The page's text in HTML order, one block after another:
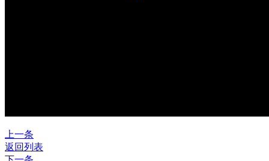
上一条
返回列表